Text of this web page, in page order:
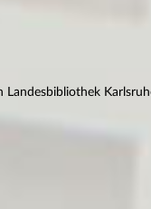
Landesbibliothek